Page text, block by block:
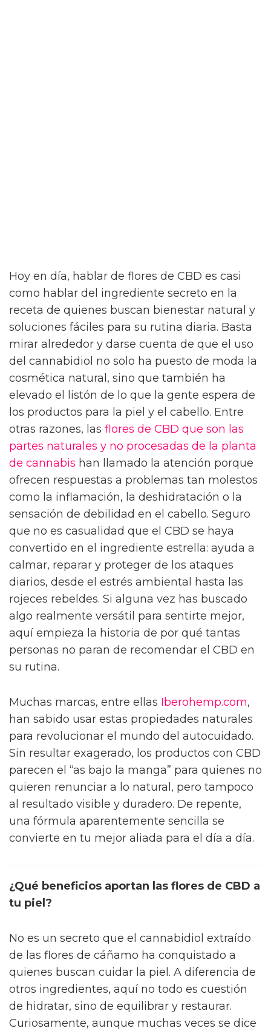
Hoy en día, hablar de flores de CBD es casi
como hablar del ingrediente secreto en la
receta de quienes buscan bienestar natural y
soluciones fáciles para su rutina diaria. Basta
mirar alrededor y darse cuenta de que el uso
del cannabidiol no solo ha puesto de moda la
cosmética natural, sino que también ha
elevado el listón de lo que la gente espera de
los productos para la piel y el cabello. Entre
otras razones, las flores de CBD que son las
partes naturales y no procesadas de la planta
de cannabis han llamado la atención porque
ofrecen respuestas a problemas tan molestos
como la inflamación, la deshidratación o la
sensación de debilidad en el cabello. Seguro
que no es casualidad que el CBD se haya
convertido en el ingrediente estrella: ayuda a
calmar, reparar y proteger de los ataques
diarios, desde el estrés ambiental hasta las
rojeces rebeldes. Si alguna vez has buscado
algo realmente versátil para sentirte mejor,
aquí empieza la historia de por qué tantas
personas no paran de recomendar el CBD en
su rutina.
Muchas marcas, entre ellas Iberohemp.com,
han sabido usar estas propiedades naturales
para revolucionar el mundo del autocuidado.
Sin resultar exagerado, los productos con CBD
parecen el “as bajo la manga” para quienes no
quieren renunciar a lo natural, pero tampoco
al resultado visible y duradero. De repente,
una fórmula aparentemente sencilla se
convierte en tu mejor aliada para el día a día.
¿Qué beneficios aportan las flores de CBD a
tu piel?
No es un secreto que el cannabidiol extraído
de las flores de cáñamo ha conquistado a
quienes buscan cuidar la piel. A diferencia de
otros ingredientes, aquí no todo es cuestión
de hidratar, sino de equilibrar y restaurar.
Curiosamente, aunque muchas veces se dice